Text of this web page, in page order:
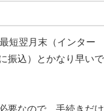
短翌月末（インター
振込）とかなり早いで
要なので、手続きだけ